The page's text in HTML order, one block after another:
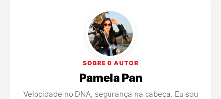
SOBRE O AUTOR
Pamela Pan
Velocidade no DNA, segurança na cabeça. Eu sou